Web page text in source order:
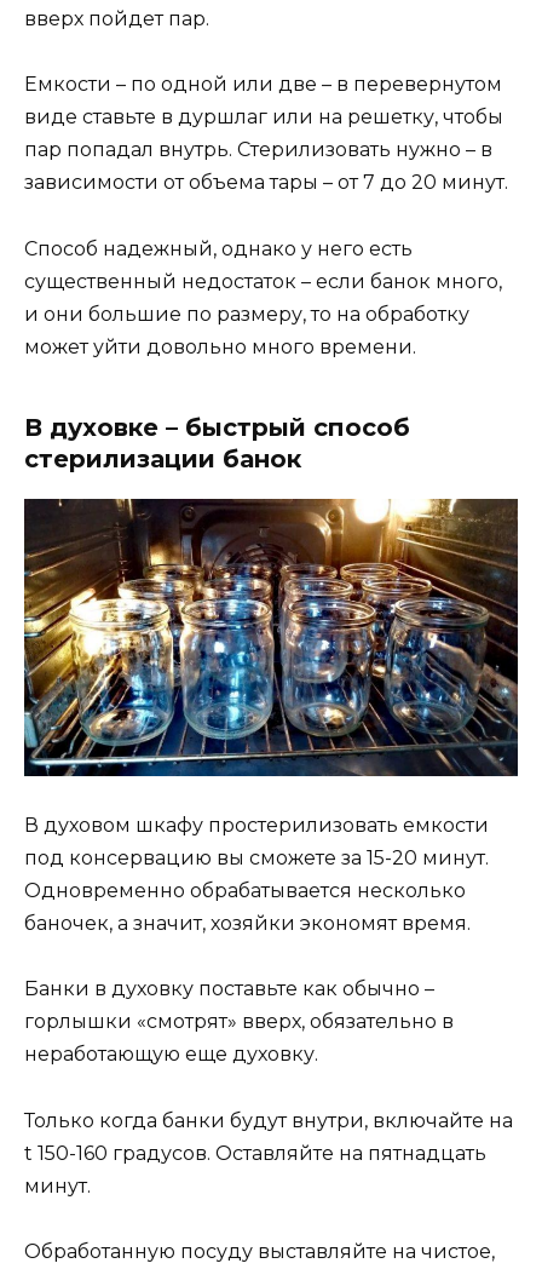
вверх пойдет пар.
Емкости – по одной или две – в перевернутом
виде ставьте в дуршлаг или на решетку, чтобы
пар попадал внутрь. Стерилизовать нужно – в
зависимости от объема тары – от 7 до 20 минут.
Способ надежный, однако у него есть
существенный недостаток – если банок много,
и они большие по размеру, то на обработку
может уйти довольно много времени.
В духовке – быстрый способ
стерилизации банок
В духовом шкафу простерилизовать емкости
под консервацию вы сможете за 15-20 минут.
Одновременно обрабатывается несколько
баночек, а значит, хозяйки экономят время.
Банки в духовку поставьте как обычно –
горлышки «смотрят» вверх, обязательно в
неработающую еще духовку.
Только когда банки будут внутри, включайте на
t 150-160 градусов. Оставляйте на пятнадцать
минут.
Обработанную посуду выставляйте на чистое,